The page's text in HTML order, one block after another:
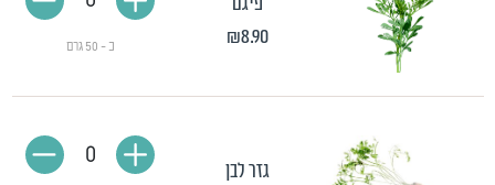
₪8.90
כ - 50 גרם
גזר לבן
0